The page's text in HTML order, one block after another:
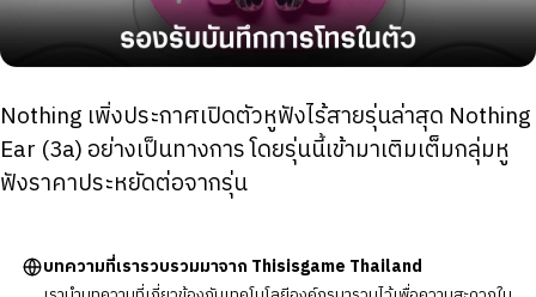
Nothing เพิ่งประกาศเปิดตัวหูฟังไร้สายรุ่นล่าสุด Nothing
Ear (3a) อย่างเป็นทางการ โดยรุ่นนี้เข้ามาเติมเต็มกลุ่มหู
ฟังราคาประหยัดต่อจากรุ่น
บทความที่เรารวบรวมมาจาก Thisisgame Thailand